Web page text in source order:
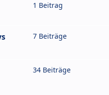
1 Beitrag
7 Beiträge
34 Beiträge